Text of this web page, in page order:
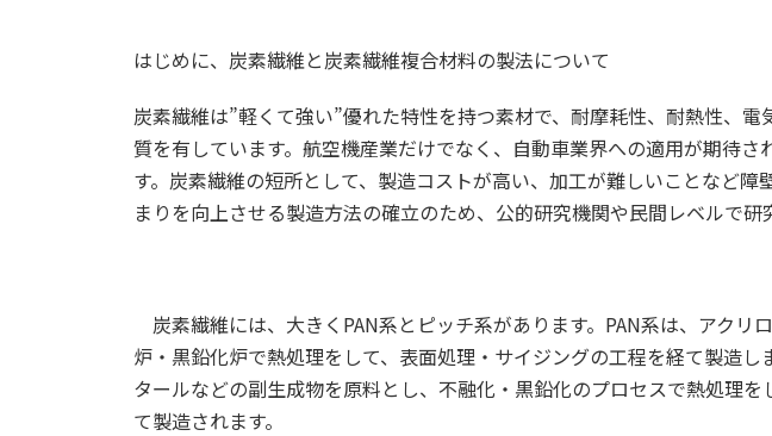
はじめに、炭素繊維と炭素繊維複合材料の製法について
炭素繊維は”軽くて強い”優れた特性を持つ素材で、耐摩耗性、耐熱性、
質を有しています。航空機産業だけでなく、自動車業界への適用が期待さ
す。炭素繊維の短所として、製造コストが高い、加工が難しいことなど障
まりを向上させる製造方法の確立のため、公的研究機関や民間レベルで研
炭素繊維には、大きくPAN系とピッチ系があります。PAN系は、アクリ
炉・黒鉛化炉で熱処理をして、表面処理・サイジングの工程を経て製造
タールなどの副生成物を原料とし、不融化・黒鉛化のプロセスで熱処理
て製造されます。